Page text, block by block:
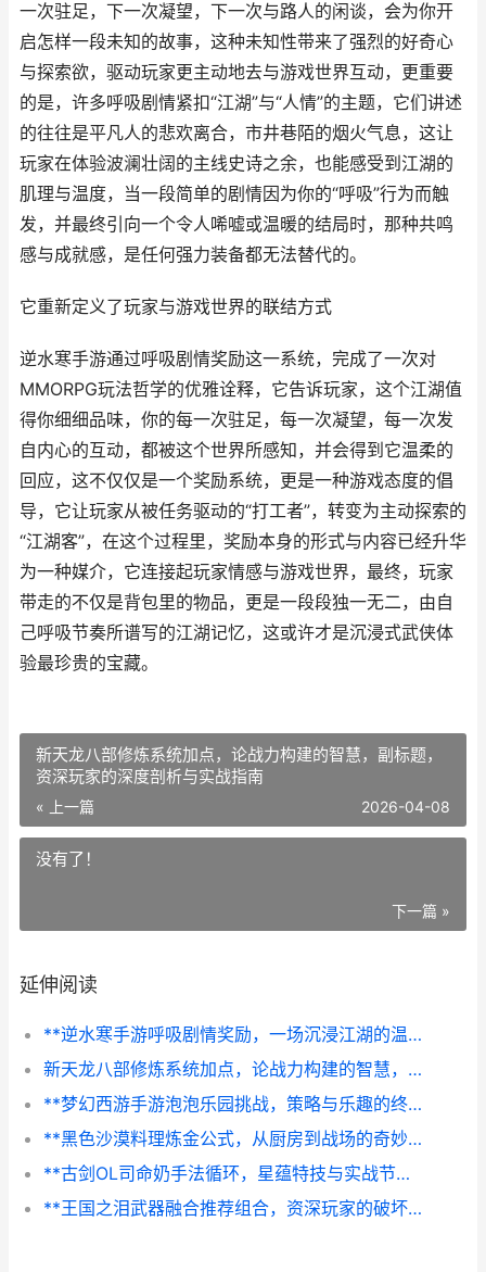
一次驻足，下一次凝望，下一次与路人的闲谈，会为你开
启怎样一段未知的故事，这种未知性带来了强烈的好奇心
与探索欲，驱动玩家更主动地去与游戏世界互动，更重要
的是，许多呼吸剧情紧扣“江湖”与“人情”的主题，它们讲述
的往往是平凡人的悲欢离合，市井巷陌的烟火气息，这让
玩家在体验波澜壮阔的主线史诗之余，也能感受到江湖的
肌理与温度，当一段简单的剧情因为你的“呼吸”行为而触
发，并最终引向一个令人唏嘘或温暖的结局时，那种共鸣
感与成就感，是任何强力装备都无法替代的。
它重新定义了玩家与游戏世界的联结方式
逆水寒手游通过呼吸剧情奖励这一系统，完成了一次对
MMORPG玩法哲学的优雅诠释，它告诉玩家，这个江湖值
得你细细品味，你的每一次驻足，每一次凝望，每一次发
自内心的互动，都被这个世界所感知，并会得到它温柔的
回应，这不仅仅是一个奖励系统，更是一种游戏态度的倡
导，它让玩家从被任务驱动的“打工者”，转变为主动探索的
“江湖客”，在这个过程里，奖励本身的形式与内容已经升华
为一种媒介，它连接起玩家情感与游戏世界，最终，玩家
带走的不仅是背包里的物品，更是一段段独一无二，由自
己呼吸节奏所谱写的江湖记忆，这或许才是沉浸式武侠体
验最珍贵的宝藏。
新天龙八部修炼系统加点，论战力构建的智慧，副标题，
资深玩家的深度剖析与实战指南
« 上一篇 2026-04-08
没有了！
下一篇 »
延伸阅读
**逆水寒手游呼吸剧情奖励，一场沉浸江湖的温柔馈赠，副标题，于呼吸间拾取武侠世界的诗意回响**
新天龙八部修炼系统加点，论战力构建的智慧，副标题，资深玩家的深度剖析与实战指南
**梦幻西游手游泡泡乐园挑战，策略与乐趣的终极试炼**
**黑色沙漠料理炼金公式，从厨房到战场的奇妙转化**
**古剑OL司命奶手法循环，星蕴特技与实战节奏解析**
**王国之泪武器融合推荐组合，资深玩家的破坏艺术指南**